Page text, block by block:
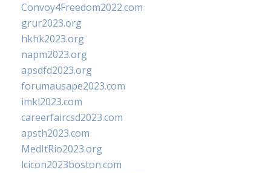
Convoy4Freedom2022.com
grur2023.org
hkhk2023.org
napm2023.org
apsdfd2023.org
forumausape2023.com
imkl2023.com
careerfaircsd2023.com
apsth2023.com
MedItRio2023.org
lcicon2023boston.com